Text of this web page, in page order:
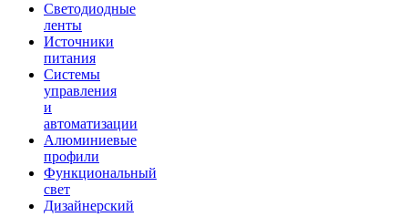
Светодиодные
ленты
Источники
питания
Системы
управления
и
автоматизации
Алюминиевые
профили
Функциональный
свет
Дизайнерский